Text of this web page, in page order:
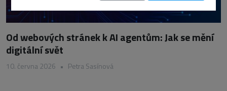
Od webových stránek k AI agentům: Jak se mění
digitální svět
10. června 2026 • Petra Sasínová